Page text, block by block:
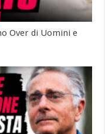
Over di Uomini e